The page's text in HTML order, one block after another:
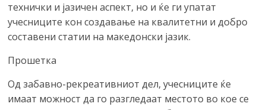
технички и јазичен аспект, но и ќе ги упатат
учесниците кон создавање на квалитетни и добро
составени статии на македонски јазик.
Прошетка
Од забавно-рекреативниот дел, учесниците ќе
имаат можност да го разгледаат местото во кое се